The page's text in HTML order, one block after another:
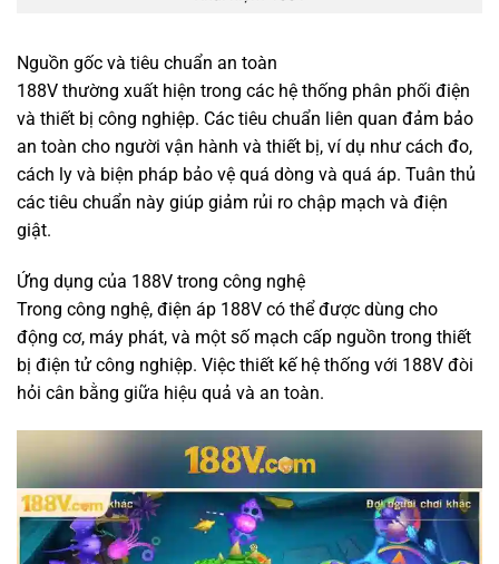
Nguồn gốc và tiêu chuẩn an toàn
188V thường xuất hiện trong các hệ thống phân phối điện
và thiết bị công nghiệp. Các tiêu chuẩn liên quan đảm bảo
an toàn cho người vận hành và thiết bị, ví dụ như cách đo,
cách ly và biện pháp bảo vệ quá dòng và quá áp. Tuân thủ
các tiêu chuẩn này giúp giảm rủi ro chập mạch và điện
giật.
Ứng dụng của 188V trong công nghệ
Trong công nghệ, điện áp 188V có thể được dùng cho
động cơ, máy phát, và một số mạch cấp nguồn trong thiết
bị điện tử công nghiệp. Việc thiết kế hệ thống với 188V đòi
hỏi cân bằng giữa hiệu quả và an toàn.